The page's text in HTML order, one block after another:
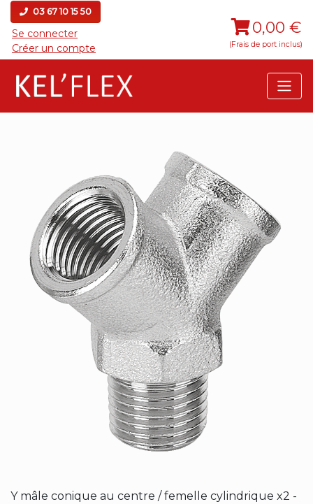
03 67 10 15 50
Se connecter
Créer un compte
0,00 €
(Frais de port inclus)
Y mâle conique au centre / femelle cylindrique x2 -